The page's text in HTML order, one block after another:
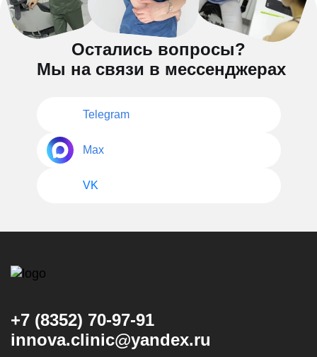
Остались вопросы?
Мы на связи в мессенджерах
Telegram
Max
VK
+7 (8352) 70-97-91
innova.clinic@yandex.ru